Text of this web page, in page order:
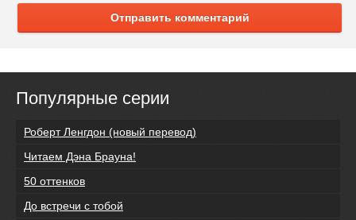
Отправить комментарий
Популярные серии
Роберт Ленгдон (новый перевод)
Читаем Дэна Брауна!
50 оттенков
До встречи с тобой